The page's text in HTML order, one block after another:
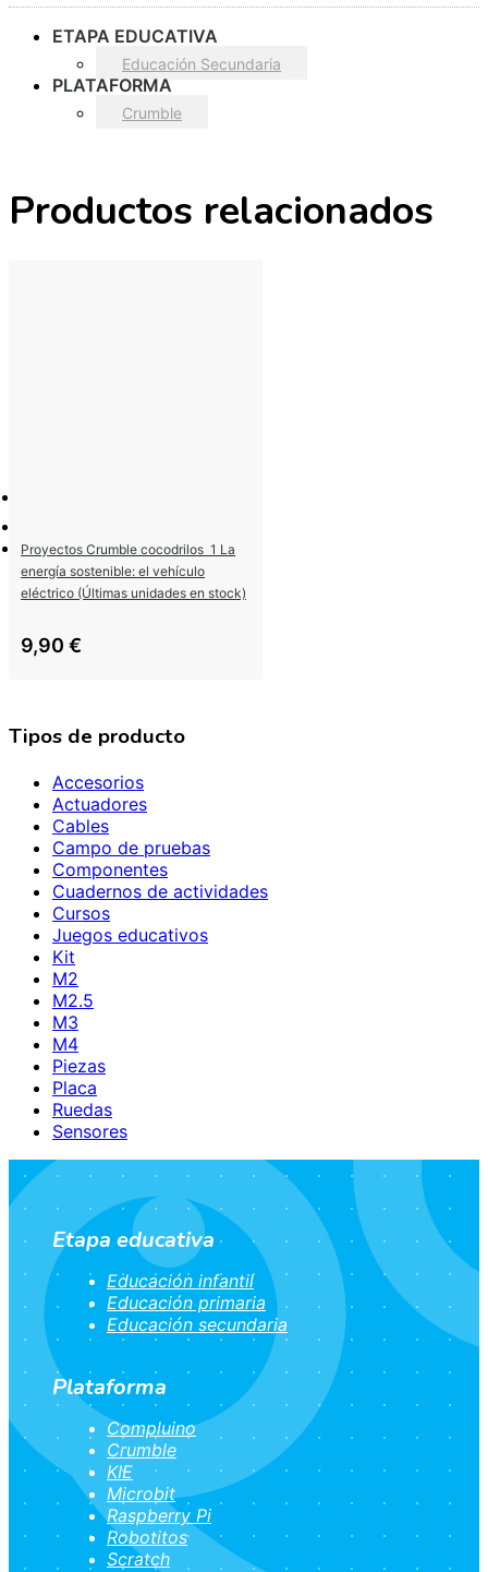
ETAPA EDUCATIVA
Educación Secundaria
PLATAFORMA
Crumble
Productos relacionados
Proyectos Crumble cocodrilos  1 La
energía sostenible: el vehículo
eléctrico (Últimas unidades en stock)
9,90 €
Tipos de producto
Accesorios
Actuadores
Cables
Campo de pruebas
Componentes
Cuadernos de actividades
Cursos
Juegos educativos
Kit
M2
M2.5
M3
M4
Piezas
Placa
Ruedas
Sensores
Etapa educativa
Educación infantil
Educación primaria
Educación secundaria
Plataforma
Compluino
Crumble
KIE
Microbit
Raspberry Pi
Robotitos
Scratch